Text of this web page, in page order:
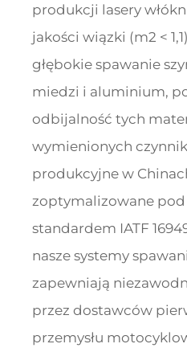
produkcji lasery
jakości wiązki (m2 <
głębokie spawanie
miedzi i aluminium,
odbijalność tych
wymienionych
produkcyjne w
zoptymalizowane
standardem IATF
nasze systemy
zapewniają
przez dostawców
przemysłu